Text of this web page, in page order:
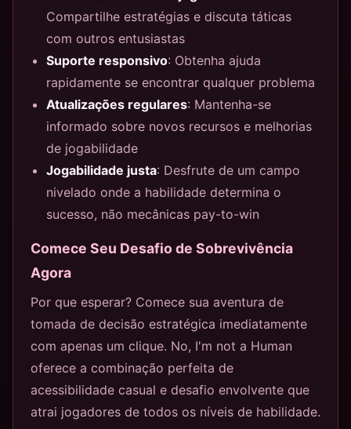
Compartilhe estratégias e discuta táticas
com outros entusiastas
Suporte responsivo: Obtenha ajuda
rapidamente se encontrar qualquer problema
Atualizações regulares: Mantenha-se
informado sobre novos recursos e melhorias
de jogabilidade
Jogabilidade justa: Desfrute de um campo
nivelado onde a habilidade determina o
sucesso, não mecânicas pay-to-win
Comece Seu Desafio de Sobrevivência
Agora
Por que esperar? Comece sua aventura de
tomada de decisão estratégica imediatamente
com apenas um clique. No, I'm not a Human
oferece a combinação perfeita de
acessibilidade casual e desafio envolvente que
atrai jogadores de todos os níveis de habilidade.